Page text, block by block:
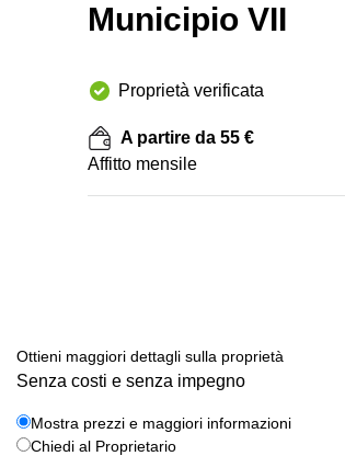
Municipio VII
Proprietà verificata
A partire da 55 €
Affitto mensile
Ottieni maggiori dettagli sulla proprietà
Senza costi e senza impegno
Mostra prezzi e maggiori informazioni
Chiedi al Proprietario